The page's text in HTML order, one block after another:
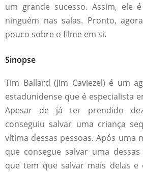
um grande sucesso. Assim, ele
ninguém nas salas. Pronto,
pouco sobre o filme em si.
Sinopse
Tim Ballard (Jim Caviezel) é um
estadunidense que é especialista
Apesar de já ter prendido
conseguiu salvar uma criança
vítima dessas pessoas. Após uma
que consegue salvar uma
que tem que salvar mais delas e